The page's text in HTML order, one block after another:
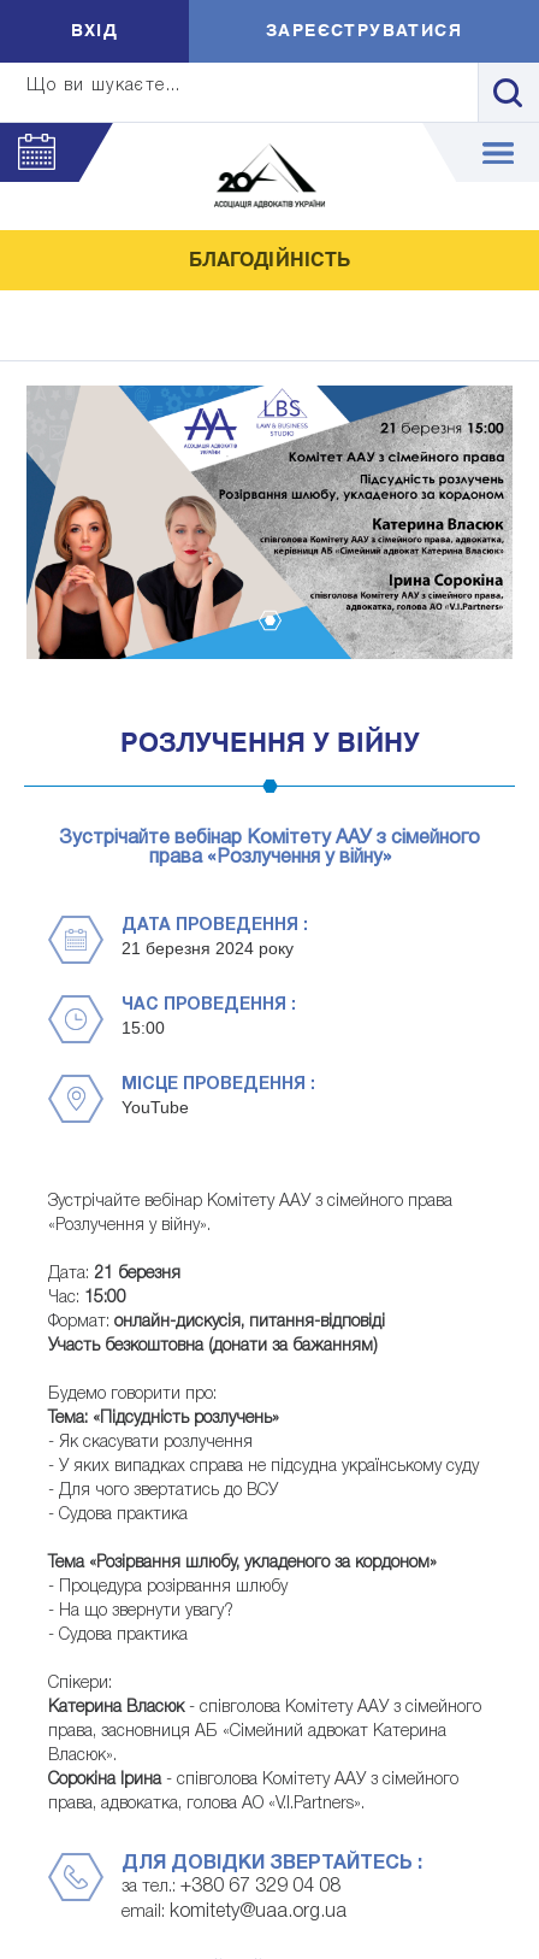
Що ви шукаєте...
ВXIД ЗАРЕЄСТРУВАТИСЯ
БЛАГОДІЙНІСТЬ
РОЗЛУЧЕННЯ У ВІЙНУ
Зустрічайте вебінар Комітету ААУ з сімейного
права «Розлучення у війну»
ДАТА ПРОВЕДЕННЯ :
21 березня 2024 року
ЧАС ПРОВЕДЕННЯ :
15:00
МІСЦЕ ПРОВЕДЕННЯ :
YouTube
Зустрічайте вебінар Комітету ААУ з сімейного права
«Розлучення у війну».
Дата: 2 1 березня
Час:
15:00
Формат: онлайн-дискусія, питання-відповіді
Участь безкоштовна (донати за бажанням)
Будемо говорити про:
Тема: «Підсудність розлучень»
- Як скасувати розлучення
- У яких випадках справа не підсудна українському суду
- Для чого звертатись до ВСУ
- Судова практика
Тема «Розірвання шлюбу, укладеного за кордоном»
- Процедура розірвання шлюбу
- На що звернути увагу?
- Судова практика
Спікери:
Катерина Власюк- співголова Комітету ААУ з сімейного
права, засновниця АБ «Сімейний адвокат Катерина
Власюк».
Сорокіна Ірина - співголова Комітету ААУ з сімейного
права, адвокатка, голова АО «V.I.Partners».
ДЛЯ ДОВІДКИ ЗВЕРТАЙТЕСЬ :
за тел.: +380 67 329 04 08
email: komitety@uaa.org.ua